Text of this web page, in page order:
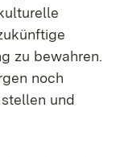
zu bewahren.
noch
und